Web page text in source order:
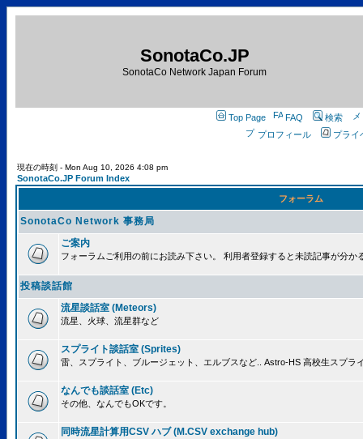
SonotaCo.JP
SonotaCo Network Japan Forum
Top Page FAQ
検索
プロフィール
プライ
現在の時刻 - Mon Aug 10, 2026 4:08 pm
SonotaCo.JP Forum Index
フォーラム
SonotaCo Network 事務局
ご案内
フォーラムご利用の前にお読み下さい。 利用者登録すると未読記事が分か
投稿談話館
流星談話室 (Meteors)
流星、火球、流星群など
スプライト談話室 (Sprites)
雷、スプライト、ブルージェット、エルブスなど.. Astro-HS 高校生スプラ
なんでも談話室 (Etc)
その他、なんでもOKです。
同時流星計算用CSV ハブ (M.CSV exchange hub)